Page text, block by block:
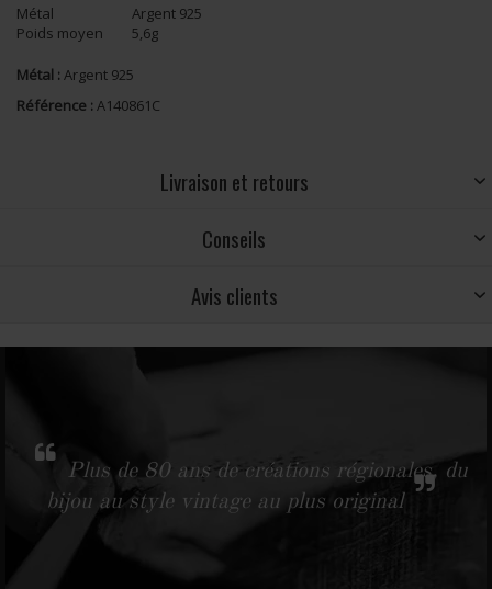
Métal
Argent 925
Poids moyen
5,6g
Métal : Argent 925
Référence : A140861C
Livraison et retours
Conseils
Avis clients
Plus de 80 ans de créations régionales, du
bijou au style vintage au plus original